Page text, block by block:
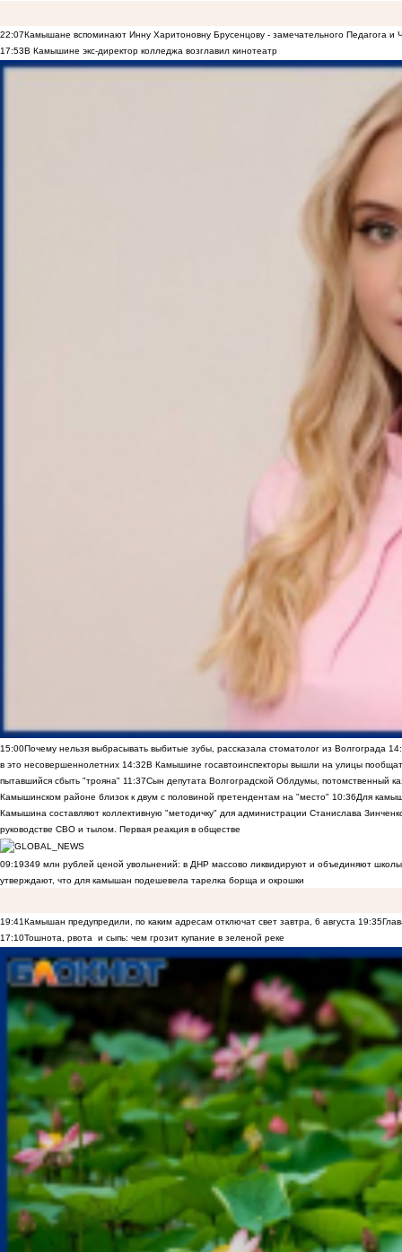
22:07Камышане вспоминают Инну Харитоновну Брусенцову - замечательного Педагога и
17:53В Камышине экс-директор колледжа возглавил кинотеатр
15:00Почему нельзя выбрасывать выбитые зубы, рассказала стоматолог из Волгограда
в это несовершеннолетних 14:32В Камышине госавтоинспекторы вышли на улицы
пытавшийся сбыть "трояна" 11:37Сын депутата Волгоградской Облдумы, потомственный
Камышинском районе близок к двум с половиной претендентам на "место" 10:36Для
Камышина составляют коллективную "методичку" для администрации Станислава
руководстве СВО и тылом. Первая реакция в обществе
09:19349 млн рублей ценой увольнений: в ДНР массово ликвидируют и объединяют
утверждают, что для камышан подешевела тарелка борща и окрошки
19:41Камышан предупредили, по каким адресам отключат свет завтра, 6 августа 19:35
17:10Тошнота, рвота и сыпь: чем грозит купание в зеленой реке